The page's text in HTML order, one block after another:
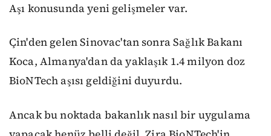
Aşı konusunda yeni gelişmeler var.
Çin'den gelen Sinovac'tan sonra Sağlık Bakanı
Koca, Almanya'dan da yaklaşık 1.4 milyon doz
BioNTech aşısı geldiğini duyurdu.
Ancak bu noktada bakanlık nasıl bir uygulama